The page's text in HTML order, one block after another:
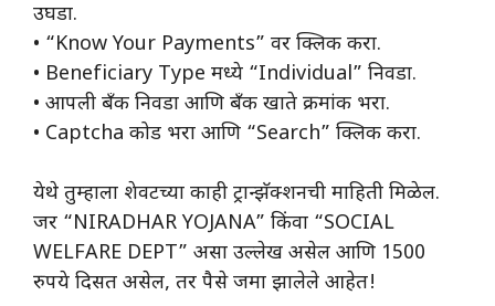
उघडा.
• “Know Your Payments” वर क्लिक करा.
• Beneficiary Type मध्ये “Individual” निवडा.
• आपली बँक निवडा आणि बँक खाते क्रमांक भरा.
• Captcha कोड भरा आणि “Search” क्लिक करा.
येथे तुम्हाला शेवटच्या काही ट्रान्झॅक्शनची माहिती मिळेल.
जर “NIRADHAR YOJANA” किंवा “SOCIAL
WELFARE DEPT” असा उल्लेख असेल आणि 1500
रुपये दिसत असेल, तर पैसे जमा झालेले आहेत!